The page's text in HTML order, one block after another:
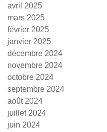
avril 2025
mars 2025
février 2025
janvier 2025
décembre 2024
novembre 2024
octobre 2024
septembre 2024
août 2024
juillet 2024
juin 2024